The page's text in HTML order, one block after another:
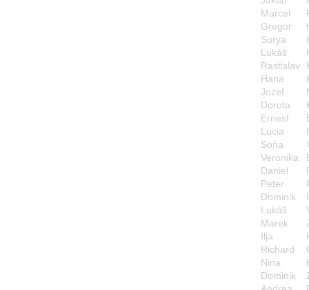
Marcel
Gregor
Surya
Lukáš
Rastislav
Hana
Jozef
Dorota
Ernest
Lucia
Soňa
Veronika
Daniel
Peter
Dominik
Lukáš
Marek
Ilja
Richard
Nina
Dominik